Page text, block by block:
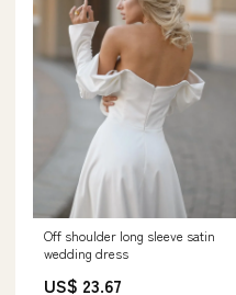
Off shoulder long sleeve satin
wedding dress
US$ 23.67